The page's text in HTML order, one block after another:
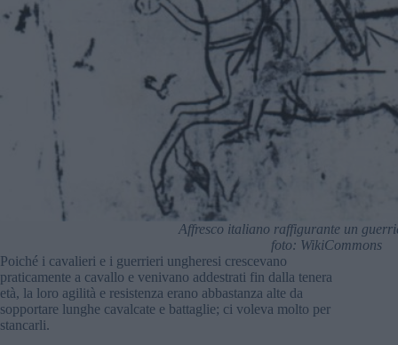
Affresco italiano raffigurante un
foto: WikiCommons
Poiché i cavalieri e i guerrieri ungheresi crescevano
praticamente a cavallo e venivano addestrati fin dalla tenera
età, la loro agilità e resistenza erano abbastanza alte da
sopportare lunghe cavalcate e battaglie; ci voleva molto per
stancarli.